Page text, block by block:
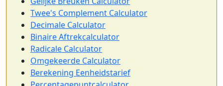
Twee's Complement Calculator
Decimale Calculator
Binaire Aftrekcalculator
Radicale Calculator
Omgekeerde Calculator
Berekening Eenheidstarief